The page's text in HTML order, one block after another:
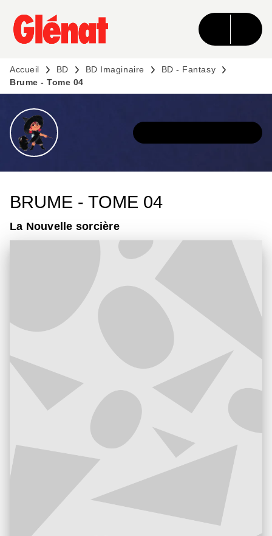
MENU RECHERCHE CONTENU
PIED DE PAGE
Accueil BD BD Imaginaire
BD - Fantasy
Brume - Tome 04
BRUME - TOME 04
La Nouvelle sorcière